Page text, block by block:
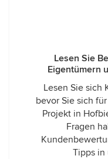
Lesen Sie
Eigentümern
Lesen Sie sich
bevor Sie sich
Projekt in
Fragen
Tipps in